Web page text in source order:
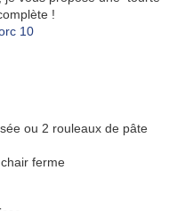
!
ou 2 rouleaux de pâte
ferme